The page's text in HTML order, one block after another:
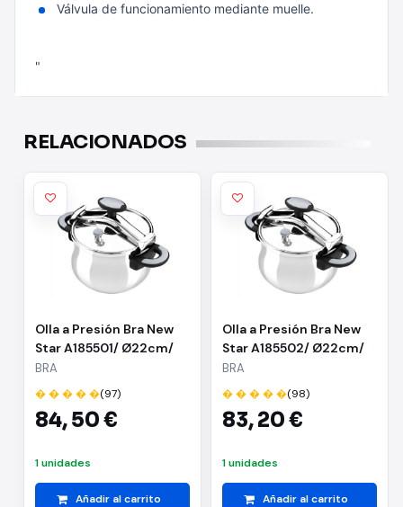
Válvula de funcionamiento mediante muelle.
"
RELACIONADOS
Olla a Presión Bra New
Star A185501/ Ø22cm/
4.5L/ Acero Inoxidable
BRA
� � � � �(97)
84,50 €
1 unidades
Añadir al carrito
Olla a Presión Bra New
Star A185502/ Ø22cm/
6L/ Acero Inoxidable/
Apta para Inducción
BRA
� � � � �(98)
83,20 €
1 unidades
Añadir al carrito